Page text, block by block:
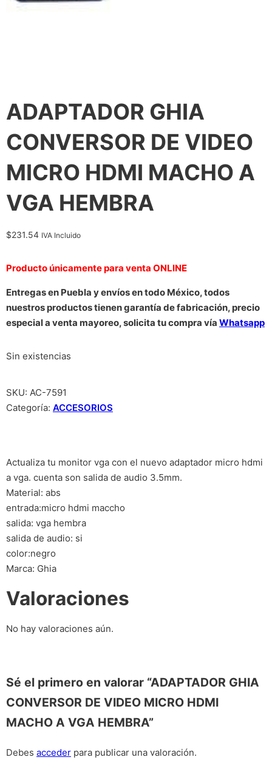
ADAPTADOR GHIA
CONVERSOR DE VIDEO
MICRO HDMI MACHO A
VGA HEMBRA
$231.54 IVA Incluido
Producto únicamente para venta ONLINE
Entregas en Puebla y envíos en todo México, todos
nuestros productos tienen garantía de fabricación, precio
especial a venta mayoreo, solicita tu compra vía Whatsapp
Sin existencias
SKU: AC-7591
Categoría: ACCESORIOS
Actualiza tu monitor vga con el nuevo adaptador micro hdmi
a vga. cuenta son salida de audio 3.5mm.
Material: abs
entrada:micro hdmi maccho
salida: vga hembra
salida de audio: si
color:negro
Marca: Ghia
Valoraciones
No hay valoraciones aún.
Sé el primero en valorar “ADAPTADOR GHIA
CONVERSOR DE VIDEO MICRO HDMI
MACHO A VGA HEMBRA”
Debes acceder para publicar una valoración.